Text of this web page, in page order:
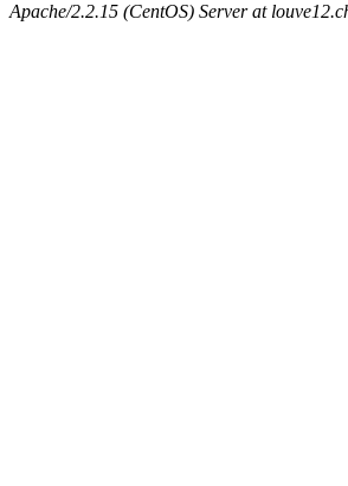
Apache/2.2.15 (CentOS) Server at